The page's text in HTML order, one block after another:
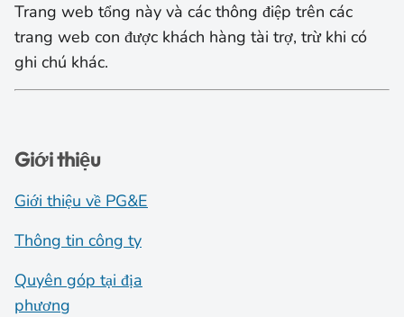
Trang web tổng này và các thông điệp trên các
trang web con được khách hàng tài trợ, trừ khi có
ghi chú khác.
Giới thiệu
Giới thiệu về PG&E
Thông tin công ty
Quyên góp tại địa
phương